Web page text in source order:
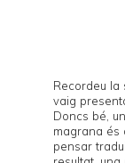
Recordeu la
vaig
Doncs bé,
magrana és
pensar